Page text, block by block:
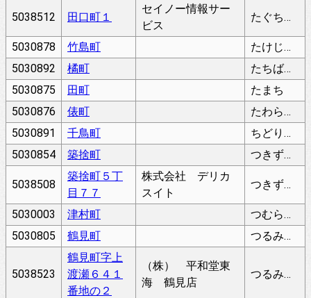
5038512 田口町１
セイノー情報サー
ビス
たぐちちょう
5030878 竹島町
たけじまちょう
5030892
橘町
たちばなちょう
5030875
田町
たまち
5030876
俵町
たわらまち
5030891
千鳥町
ちどりちょう
5030854
築捨町 つきずてちょう
5038508
築捨町５丁
目７７
株式会社 デリカ
スイト
つきずてちょう
5030003 津村町
つむらちょう
5030805
鶴見町 つるみちょう
5038523
鶴見町字上
渡瀬６４１
番地の２
（株） 平和堂東
海 鶴見店
つるみちょう